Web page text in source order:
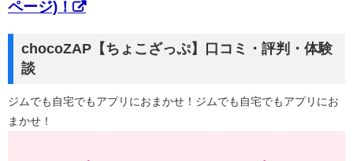
ページ)！
chocoZAP【ちょこざっぷ】口コミ・評判・体験
談
ジムでも自宅でもアプリにおまかせ！ジムでも自宅でもアプリにお
まかせ！